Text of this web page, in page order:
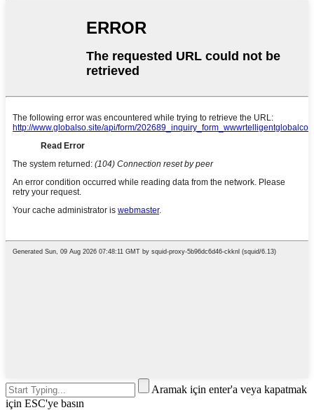
Aramak için enter'a veya kapatmak
için ESC'ye basın